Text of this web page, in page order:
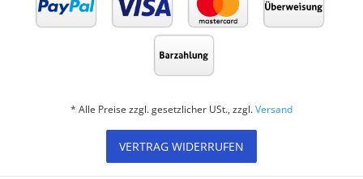
* Alle Preise zzgl. gesetzlicher USt., zzgl.Versand
VERTRAG WIDERRUFEN